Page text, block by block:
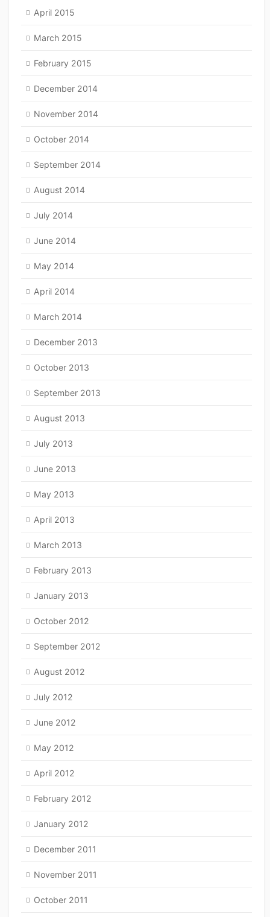
April 2015
March 2015
February 2015
December 2014
November 2014
October 2014
September 2014
August 2014
July 2014
June 2014
May 2014
April 2014
March 2014
December 2013
October 2013
September 2013
August 2013
July 2013
June 2013
May 2013
April 2013
March 2013
February 2013
January 2013
October 2012
September 2012
August 2012
July 2012
June 2012
May 2012
April 2012
February 2012
January 2012
December 2011
November 2011
October 2011